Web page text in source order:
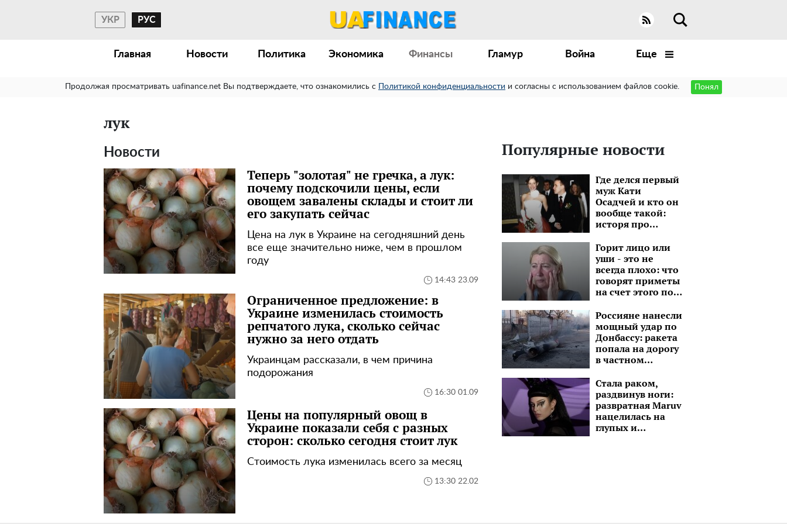
УКР РУС
Главная Новости Политика Экономика Финансы Гламур Война Еще
Продолжая просматривать uafinance.net Вы подтверждаете, что ознакомились с Политикой конфиденциальности и согласны с использованием файлов cookie. Понял
лук
Новости
Теперь "золотая" не гречка, а лук:
почему подскочили цены, если
овощем завалены склады и стоит ли
его закупать сейчас
Цена на лук в Украине на сегодняшний день
все еще значительно ниже, чем в прошлом
году
14:43 23.09
Ограниченное предложение: в
Украине изменилась стоимость
репчатого лука, сколько сейчас
нужно за него отдать
Украинцам рассказали, в чем причина
подорожания
16:30 01.09
Цены на популярный овощ в
Украине показали себя с разных
сторон: сколько сегодня стоит лук
Стоимость лука изменилась всего за месяц
13:30 22.02
Популярные новости
Где делся первый
муж Кати
Осадчей и кто он
вообще такой:
исторя про
который на 15 лет
старше
Горит лицо или
уши - это не
всегда плохо: что
говорят приметы
на счет этого по
Россияне нанесли
мощный удар по
Донбассу: ракета
попала на дорогу
в частном
Стала раком,
раздвинув ноги:
развратная Maruv
нацелилась на
глупых и